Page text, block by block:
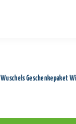
Wuschels Geschenkepaket